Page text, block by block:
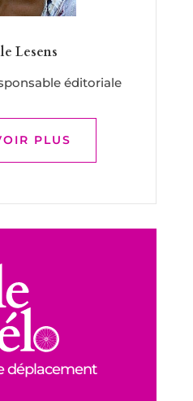
Lesens
éditoriale
PLUS
déplacement